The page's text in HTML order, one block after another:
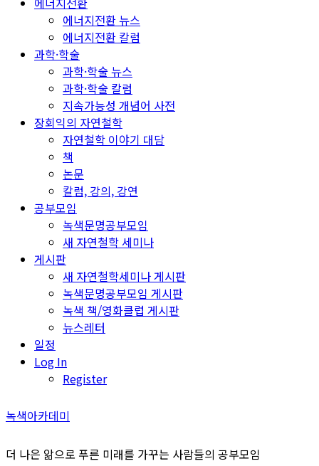
에너지전환 뉴스
에너지전환 칼럼
과학·학술
과학·학술 뉴스
과학·학술 칼럼
지속가능성 개념어 사전
장회익의 자연철학
자연철학 이야기 대담
책
논문
칼럼, 강의, 강연
공부모임
녹색문명공부모임
새 자연철학 세미나
게시판
새 자연철학세미나 게시판
녹색문명공부모임 게시판
녹색 책/영화클럽 게시판
뉴스레터
일정
Log In
Register
녹색아카데미
더 나은 앎으로 푸른 미래를 가꾸는 사람들의 공부모임